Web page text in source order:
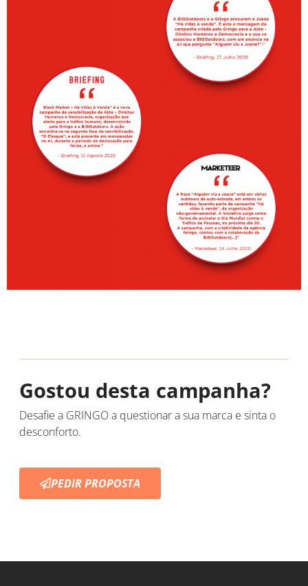
Gostou desta campanha?
Desafie a GRINGO a questionar a sua marca e sinta o
desconforto.
PEDIR PROPOSTA